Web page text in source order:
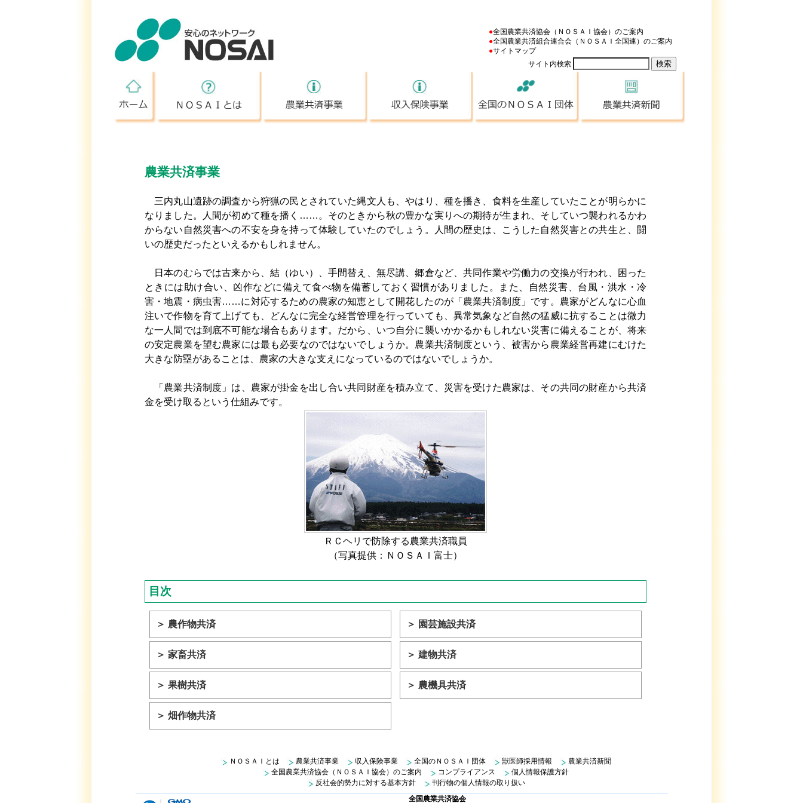
●全国農業共済協会（ＮＯＳＡＩ協会）のご案内
●全国農業共済組合連合会（ＮＯＳＡＩ全国連）のご案内
●サイトマップ
サイト内検索
ＮＯＳＡＩとは 農業共済事業 収入保険事業 全国のＮＯＳＡＩ団体
農業共済事業
三内丸山遺跡の調査から狩猟の民とされていた縄文人も、やはり、種を播き、食料を生産していたことが明らかに
なりました。人間が初めて種を播く……。そのときから秋の豊かな実りへの期待が生まれ、そしていつ襲われるかわ
からない自然災害への不安を身を持って体験していたのでしょう。人間の歴史は、こうした自然災害との共生と、闘
いの歴史だったといえるかもしれません。
日本のむらでは古来から、結（ゆい）、手間替え、無尽講、郷倉など、共同作業や労働力の交換が行われ、困った
ときには助け合い、凶作などに備えて食べ物を備蓄しておく習慣がありました。また、自然災害、台風・洪水・冷
害・地震・病虫害……に対応するための農家の知恵として開花したのが「農業共済制度」です。農家がどんなに心血
注いで作物を育て上げても、どんなに完全な経営管理を行っていても、異常気象など自然の猛威に抗することは微力
な一人間では到底不可能な場合もあります。だから、いつ自分に襲いかかるかもしれない災害に備えることが、将来
の安定農業を望む農家には最も必要なのではないでしょうか。農業共済制度という、被害から農業経営再建にむけた
大きな防塁があることは、農家の大きな支えになっているのではないでしょうか。
「農業共済制度」は、農家が掛金を出し合い共同財産を積み立て、災害を受けた農家は、その共同の財産から共済
金を受け取るという仕組みです。
ＲＣヘリで防除する農業共済職員
（写真提供：ＮＯＳＡＩ富士）
目次
＞ 農作物共済
＞ 家畜共済
＞ 果樹共済
＞ 畑作物共済
＞ 園芸施設共済
＞ 建物共済
＞ 農機具共済
ＮＯＳＡＩとは 農業共済事業 収入保険事業 全国のＮＯＳＡＩ団体 獣医師採用情報
農業共済新聞
全国農業共済協会（ＮＯＳＡＩ協会）のご案内
コンプライアンス
個人情報保護方針
反社会的勢力に対する基本方針
刊行物の個人情報の取り扱い
全国農業共済協会